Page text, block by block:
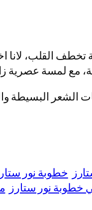
القلب، لانا
مع لمسة عصرية
الشعر البسيطة
خطوبة نور
خطوبة نور ستارز